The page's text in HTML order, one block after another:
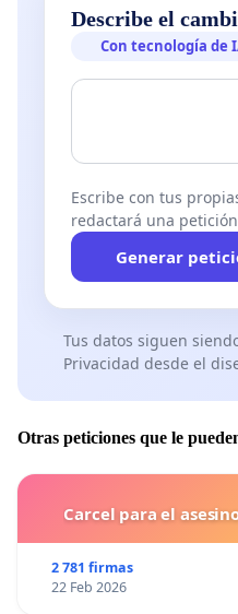
Describe el
Con tecnología de
Escribe con tus
redactará una
Generar
Tus datos siguen
Privacidad desde el
Otras peticiones que le
Carcel para el
2 781 firmas
22 Feb 2026